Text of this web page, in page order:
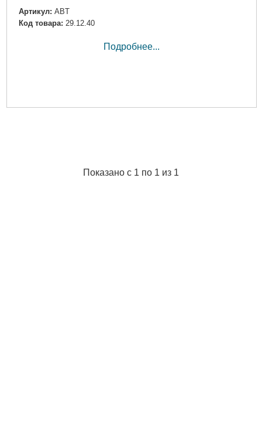
Артикул: ABT
Код товара: 29.12.40
Подробнее...
Показано с 1 по 1 из 1